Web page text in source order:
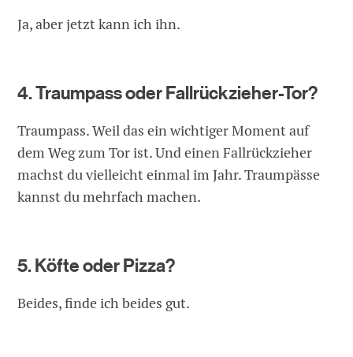
Ja, aber jetzt kann ich ihn.
4. Traumpass oder Fallrückzieher-Tor?
Traumpass. Weil das ein wichtiger Moment auf
dem Weg zum Tor ist. Und einen Fallrückzieher
machst du vielleicht einmal im Jahr. Traumpässe
kannst du mehrfach machen.
5. Köfte oder Pizza?
Beides, finde ich beides gut.